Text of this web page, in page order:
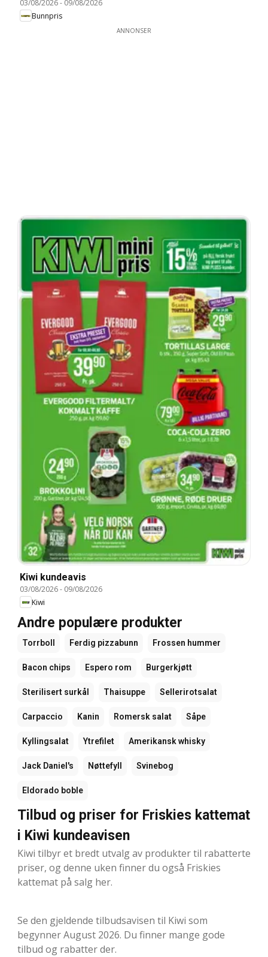
03/08/2026- 09/08/2026
Bunnpris
ANNONSER
Kiwi kundeavis
03/08/2026- 09/08/2026
Kiwi
Andre populære produkter
Torrboll Ferdig pizzabunn Frossen hummer
Bacon chips Espero rom Burgerkjøtt
Sterilisert surkål Thaisuppe Sellerirotsalat
Carpaccio Kanin Romersk salat Såpe
Kyllingsalat Ytrefilet Amerikansk whisky
Jack Daniel's Nøttefyll Svinebog
Eldorado boble
Tilbud og priser for Friskies kattemat
i Kiwi kundeavisen
Kiwi tilbyr et bredt utvalg av produkter til rabatterte
priser, og denne uken finner du også Friskies
kattemat på salg her.
Se den gjeldende tilbudsavisen til Kiwi som
begynner August 2026. Du finner mange gode
tilbud og rabatter der.